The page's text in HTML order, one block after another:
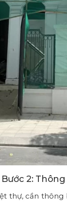
2:
thự, cần